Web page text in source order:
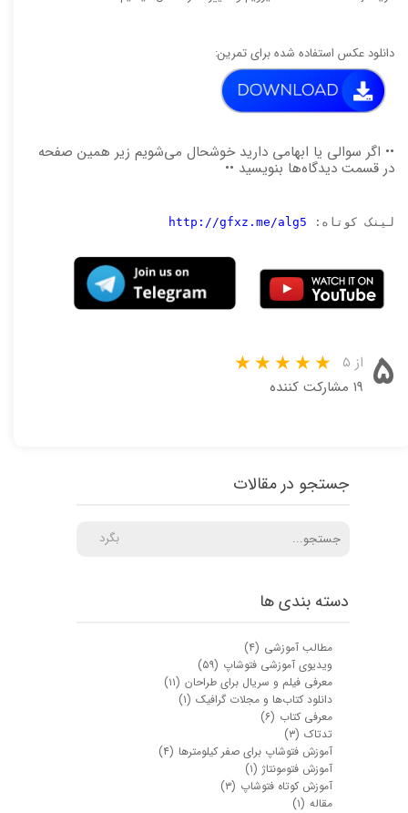
دانلود عکس استفاده شده برای تمرین:
•• اگر سوالی یا ابهامی دارید خوشحال می‌شویم زیر همین صفحه
در قسمت دیدگاه‌ها بنویسید ••
لینک کوتاه: http://gfxz.me/alg5
۵ از ۵
۱۹ مشارکت کننده
دسته بندی ها
مطالب آموزشی (۴)
ویدیوی آموزشی فتوشاپ (۵۹)
معرفی فیلم و سریال برای طراحان (۱۱)
دانلود کتاب‌ها و مجلات گرافیک (۱)
معرفی کتاب (۶)
تدتاک (۳)
آموزش فتوشاپ برای صفر کیلومترها (۴)
آموزش فتومونتاژ (۱)
آموزش کوتاه فتوشاپ (۳)
مقاله (۱)
جستجو در مقالات
بگرد